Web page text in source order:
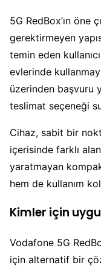
5G RedBox’ın öne
gerektirmeyen
temin eden
evlerinde
üzerinden başvuru
teslimat seçeneği
Cihaz, sabit bir
içerisinde farklı
yaratmayan
hem de kullanım
Kimler için
Vodafone 5G
için alternatif bir